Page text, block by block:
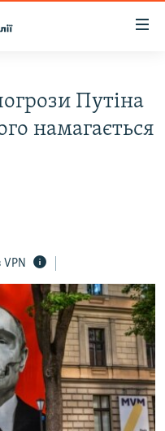
Путіна
намагається
VPN